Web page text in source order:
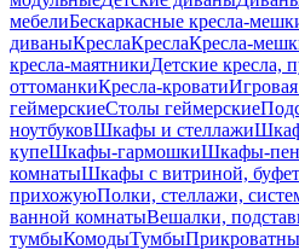
мебелиБескаркасные кресла-
диваныКреслаКреслаКресла-
кресла-маятникиДетские кресла,
оттоманкиКресла-кровати
геймерскиеСтолы геймерские
ноутбуковШкафы и стеллажи
купеШкафы-гармошкиШкафы-
комнатыШкафы с витриной,
прихожуюПолки, стеллажи,
ванной комнатыВешалки,
тумбыКомодыТумбы